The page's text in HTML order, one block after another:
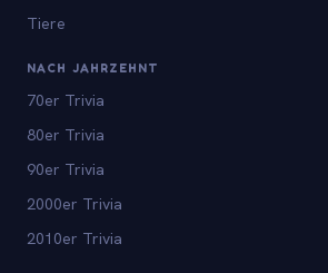
Tiere
NACH JAHRZEHNT
70er Trivia
80er Trivia
90er Trivia
2000er Trivia
2010er Trivia